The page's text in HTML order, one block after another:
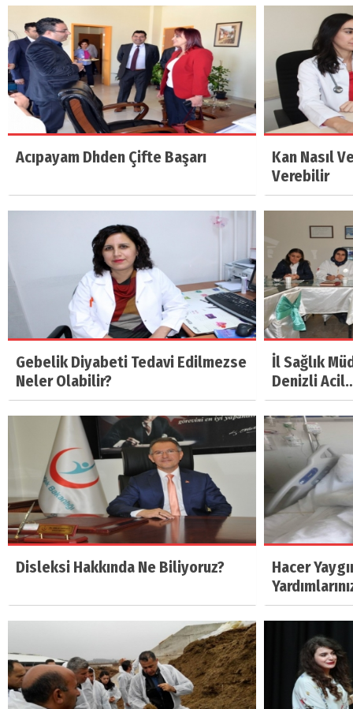
Acıpayam Dhden Çifte Başarı
Kan Nasıl
Verebilir
Gebelik Diyabeti Tedavi Edilmezse
Neler Olabilir?
İl Sağlık
Denizli
Disleksi Hakkında Ne Biliyoruz?
Hacer